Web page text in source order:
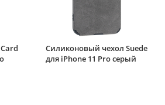
Силиконовый чехол Suede
для iPhone 11 Pro серый